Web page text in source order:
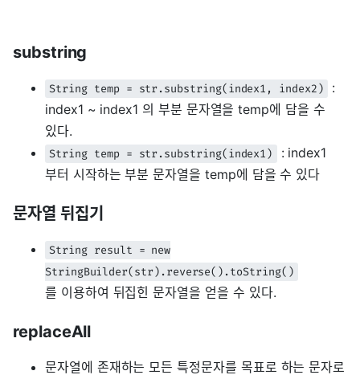
substring
String temp = str.substring(index1, index2)
:
index1 ~ index1 의 부분 문자열을 temp에 담을 수
있다.
String temp = str.substring(index1)
: index1
부터 시작하는 부분 문자열을 temp에 담을 수 있다
문자열 뒤집기
String result = new
StringBuilder(str).reverse().toString()
를 이용하여 뒤집힌 문자열을 얻을 수 있다.
replaceAll
문자열에 존재하는 모든 특정문자를 목표로 하는 문자로